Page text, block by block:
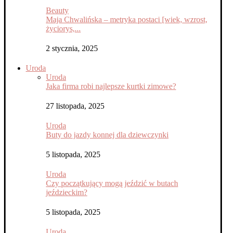
Beauty
Maja Chwalińska – metryka postaci [wiek, wzrost,
życiorys,...
2 stycznia, 2025
Uroda
Uroda
Jaka firma robi najlepsze kurtki zimowe?
27 listopada, 2025
Uroda
Buty do jazdy konnej dla dziewczynki
5 listopada, 2025
Uroda
Czy początkujący mogą jeździć w butach
jeździeckim?
5 listopada, 2025